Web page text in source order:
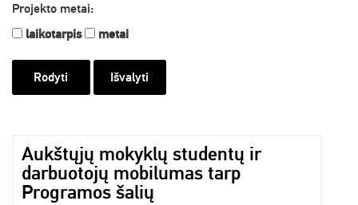
Projekto metai:
laikotarpis
metai
Išvalyti
Aukštųjų mokyklų studentų ir
darbuotojų mobilumas tarp
Programos šalių